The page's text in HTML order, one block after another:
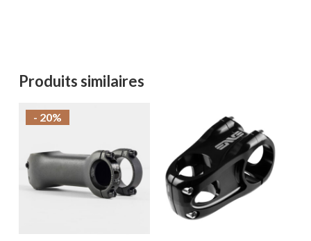
Votre panier est vide.
MAGASINER EN LIGNE
Produits similaires
- 20%